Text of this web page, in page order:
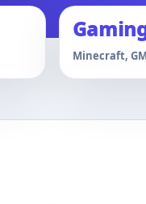
Minecraft,